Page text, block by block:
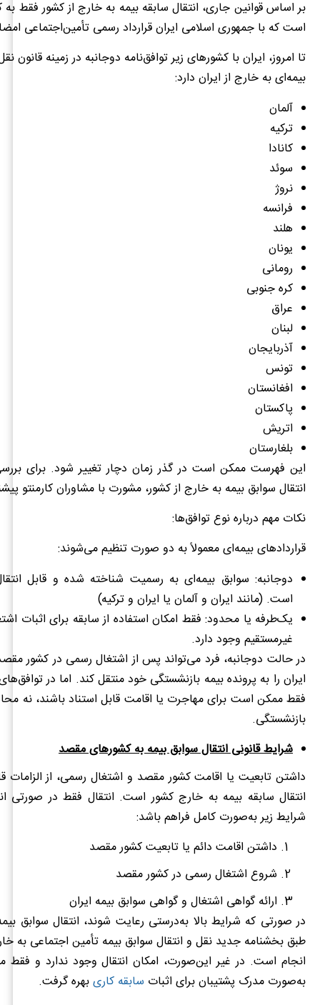
بر اساس قوانین جاری، انتقال سابقه بیمه به خارج از کشور فقط
است که با جمهوری اسلامی ایران قرارداد رسمی تأمین‌اجتماعی
تا امروز، ایران با کشورهای زیر توافق‌نامه دوجانبه در زمینه قانون
بیمه‌ای به خارج از ایران دارد:
آلمان
ترکیه
کانادا
سوئد
نروژ
فرانسه
هلند
یونان
رومانی
کره جنوبی
عراق
لبنان
آذربایجان
تونس
افغانستان
پاکستان
اتریش
بلغارستان
این فهرست ممکن است در گذر زمان دچار تغییر شود. برای
انتقال سوابق بیمه به خارج از کشور، مشورت با مشاوران کارمنتو
نکات مهم درباره نوع توافق‌ها:
قراردادهای بیمه‌ای معمولاً به دو صورت تنظیم می‌شوند:
دوجانبه: سوابق بیمه‌ای به رسمیت شناخته شده و قابل
است. (مانند ایران و آلمان یا ایران و ترکیه)
یک‌طرفه یا محدود: فقط امکان استفاده از سابقه برای اثبات
غیرمستقیم وجود دارد.
در حالت دوجانبه، فرد می‌تواند پس از اشتغال رسمی در کشور
ایران را به پرونده بیمه بازنشستگی خود منتقل کند. اما در
فقط ممکن است برای مهاجرت یا اقامت قابل استناد باشند، نه
بازنشستگی.
شرایط قانونی انتقال سوابق بیمه به کشورهای مقصد
داشتن تابعیت یا اقامت کشور مقصد و اشتغال رسمی، از الزامات
انتقال سابقه بیمه به خارج کشور است. انتقال فقط در صورتی
شرایط زیر به‌صورت کامل فراهم باشد:
داشتن اقامت دائم یا تابعیت کشور مقصد
شروع اشتغال رسمی در کشور مقصد
ارائه گواهی اشتغال و گواهی سوابق بیمه ایران
در صورتی که شرایط بالا به‌درستی رعایت شوند، انتقال سوابق
طبق بخشنامه جدید نقل و انتقال سوابق بیمه تأمین اجتماعی به
انجام است. در غیر این‌صورت، امکان انتقال وجود ندارد و فقط
به‌صورت مدرک پشتیبان برای اثبات سابقه کاریبهره گرفت.